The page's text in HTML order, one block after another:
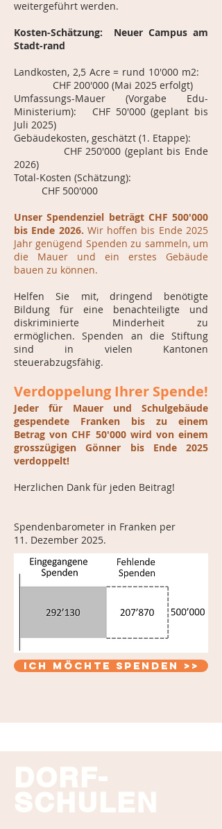
weitergeführt werden.
Kosten-Schätzung: Neuer Campus am
Stadt-rand
Landkosten, 2,5 Acre = rund 10'000 m2:
CHF 200'000 (Mai 2025 erfolgt)
Umfassungs-Mauer (Vorgabe Edu-
Ministerium): CHF 50'000 (geplant bis
Juli 2025)
Gebäudekosten, geschätzt (1. Etappe):
CHF 250'000 (geplant bis Ende
2026)
Total-Kosten (Schätzung):
CHF 500'000
Unser Spendenziel beträgt CHF 500'000
bis Ende 2026. Wir hoffen bis Ende 2025
Jahr genügend Spenden zu sammeln, um
die Mauer und ein erstes Gebäude
bauen zu können.
Helfen Sie mit, dringend benötigte
Bildung für eine benachteiligte und
diskriminierte Minderheit zu
ermöglichen. Spenden an die Stiftung
sind in vielen Kantonen
steuerabzugsfähig.
Verdoppelung Ihrer Spende!
Jeder für Mauer und Schulgebäude
gespendete Franken bis zu einem
Betrag von CHF 50'000 wird von einem
grosszügigen Gönner bis Ende 2025
verdoppelt!
Herzlichen Dank für jeden Beitrag!
Spendenbarometer in Franken per
11. Dezember 2025.
Ich möchte spenden >>
DORF-
SCHULEN